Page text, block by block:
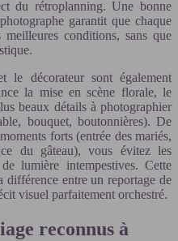
du rétroplanning. Une bonne
garantit que chaque
conditions, sans que
le décorateur sont également
la mise en scène florale, le
beaux détails à photographier
bouquet, boutonnières). De
forts (entrée des mariés,
du gâteau), vous évitez les
lumière intempestives. Cette
différence entre un reportage de
visuel parfaitement orchestré.
reconnus à